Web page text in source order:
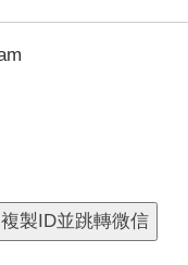
複製ID並跳轉微信